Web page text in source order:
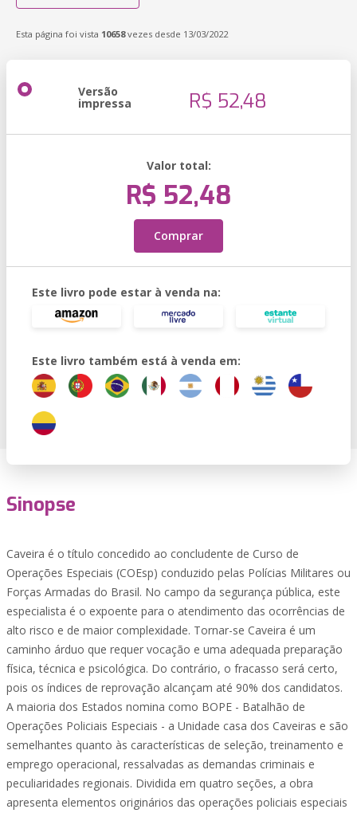
Esta página foi vista 10658vezes desde 13/03/2022
Versão
impressa R$ 52,48
Valor total:
R$ 52,48
Comprar
Este livro pode estar à venda na:
Este livro também está à venda em:
Sinopse
Caveira é o título concedido ao concludente de Curso de
Operações Especiais (COEsp) conduzido pelas Polícias Militares ou
Forças Armadas do Brasil. No campo da segurança pública, este
especialista é o expoente para o atendimento das ocorrências de
alto risco e de maior complexidade. Tornar-se Caveira é um
caminho árduo que requer vocação e uma adequada preparação
física, técnica e psicológica. Do contrário, o fracasso será certo,
pois os índices de reprovação alcançam até 90% dos candidatos.
A maioria dos Estados nomina como BOPE - Batalhão de
Operações Policiais Especiais - a Unidade casa dos Caveiras e são
semelhantes quanto às características de seleção, treinamento e
emprego operacional, ressalvadas as demandas criminais e
peculiaridades regionais. Dividida em quatro seções, a obra
apresenta elementos originários das operações policiais especiais